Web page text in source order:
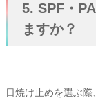
5. SPF・
ますか？
日焼け止めを選ぶ